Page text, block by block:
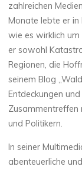
zahlreichen
Monate lebte er in
wie es wirklich
er sowohl
Regionen, die
seinem Blog
Entdeckungen
Zusammentreffen
und Politikern.
In seiner
abenteuerliche